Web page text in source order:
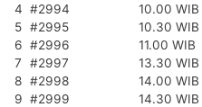
4 #2994
10.00 WIB
5 #2995
10.30 WIB
6 #2996
11.00 WIB
7
#2997
13.30 WIB
8 #2998
14.00 WIB
9 #2999
14.30 WIB